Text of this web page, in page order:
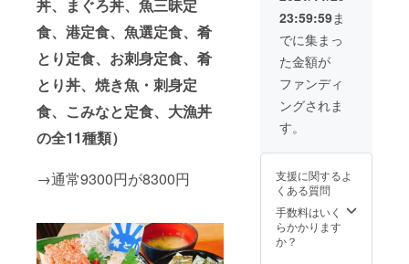
丼、まぐろ丼、魚三昧定
食、港定食、魚選定食、肴
とり定食、お刺身定食、肴
とり丼、焼き魚・刺身定
食、こみなと定食、大漁丼
の全11種類）
→通常9300円が8300円
せくだ
さい。
・ご
予約の
キャン
セルに
つきま
して
から前
日の18
時以降
は100%
（使用
予定
て受け
付けま
す。ご
予約時
にお名
前と注
文IDを
さい。
・ご
予約の
キャン
セルに
つきま
されて
もお使
いいた
だけま
せん。
・ご
予約
は、お
付けま
予約時
にお名
前と注
文IDを
郵送い
たしま
す。
※複数回
に分け
てのご
利用も
可能で
様も使
ま
す。
※1枚
1,000円
のお食
23:59:59ま
でに集まっ
た金額が
ファンディ
ングされま
す。
支援に関するよ
くある質問
手数料はいく
らかかります
か？